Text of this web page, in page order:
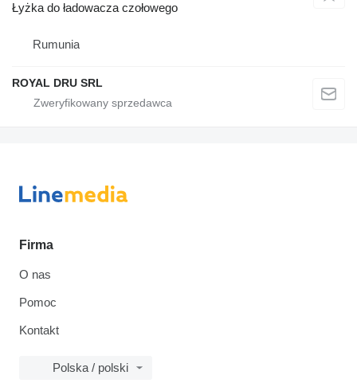
Łyżka do ładowacza czołowego
Rumunia
ROYAL DRU SRL
Firma
O nas
Pomoc
Kontakt
Polska / polski